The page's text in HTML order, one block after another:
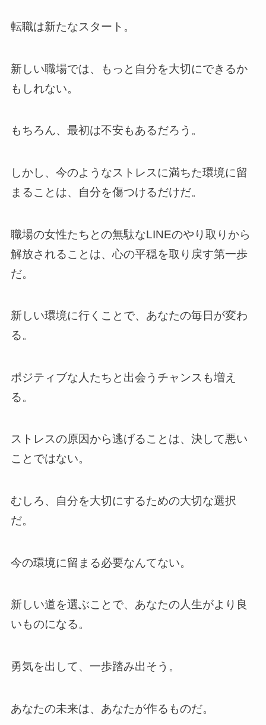
転職は新たなスタート。
新しい職場では、もっと自分を大切にできるか
もしれない。
もちろん、最初は不安もあるだろう。
しかし、今のようなストレスに満ちた環境に留
まることは、自分を傷つけるだけだ。
職場の女性たちとの無駄なLINEのやり取りから
解放されることは、心の平穏を取り戻す第一歩
だ。
新しい環境に行くことで、あなたの毎日が変わ
る。
ポジティブな人たちと出会うチャンスも増え
る。
ストレスの原因から逃げることは、決して悪い
ことではない。
むしろ、自分を大切にするための大切な選択
だ。
今の環境に留まる必要なんてない。
新しい道を選ぶことで、あなたの人生がより良
いものになる。
勇気を出して、一歩踏み出そう。
あなたの未来は、あなたが作るものだ。